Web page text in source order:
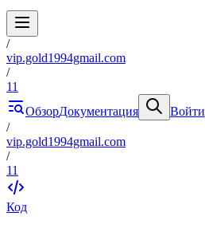
/
vip.gold1994gmail.com
/
11
ОбзорДокументация
Войти
/
vip.gold1994gmail.com
/
11
Код